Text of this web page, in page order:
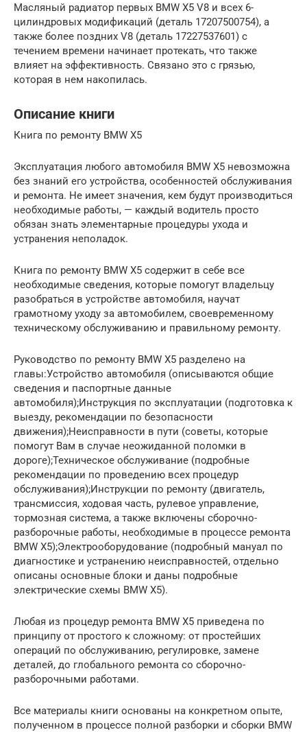
Масляный радиатор первых BMW X5 V8 и всех 6-
цилиндровых модификаций (деталь 17207500754), а
также более поздних V8 (деталь 17227537601) с
течением времени начинает протекать, что также
влияет на эффективность. Связано это с грязью,
которая в нем накопилась.
Описание книги
Книга по ремонту BMW X5
Эксплуатация любого автомобиля BMW X5 невозможна
без знаний его устройства, особенностей обслуживания
и ремонта. Не имеет значения, кем будут производиться
необходимые работы, — каждый водитель просто
обязан знать элементарные процедуры ухода и
устранения неполадок.
Книга по ремонту BMW X5 содержит в себе все
необходимые сведения, которые помогут владельцу
разобраться в устройстве автомобиля, научат
грамотному уходу за автомобилем, своевременному
техническому обслуживанию и правильному ремонту.
Руководство по ремонту BMW X5 разделено на
главы:Устройство автомобиля (описываются общие
сведения и паспортные данные
автомобиля);Инструкция по эксплуатации (подготовка к
выезду, рекомендации по безопасности
движения);Неисправности в пути (советы, которые
помогут Вам в случае неожиданной поломки в
дороге);Техническое обслуживание (подробные
рекомендации по проведению всех процедур
обслуживания);Инструкции по ремонту (двигатель,
трансмиссия, ходовая часть, рулевое управление,
тормозная система, а также включены сборочно-
разборочные работы, необходимые в процессе ремонта
BMW X5);Электрооборудование (подробный мануал по
диагностике и устранению неисправностей, отдельно
описаны основные блоки и даны подробные
электрические схемы BMW X5).
Любая из процедур ремонта BMW X5 приведена по
принципу от простого к сложному: от простейших
операций по обслуживанию, регулировке, замене
деталей, до глобального ремонта со сборочно-
разборочными работами.
Все материалы книги основаны на конкретном опыте,
полученном в процессе полной разборки и сборки BMW